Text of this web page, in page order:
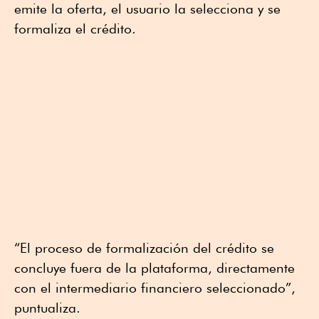
emite la oferta, el usuario la selecciona y se
formaliza el crédito.
“El proceso de formalización del crédito se
concluye fuera de la plataforma, directamente
con el intermediario financiero seleccionado”,
puntualiza.